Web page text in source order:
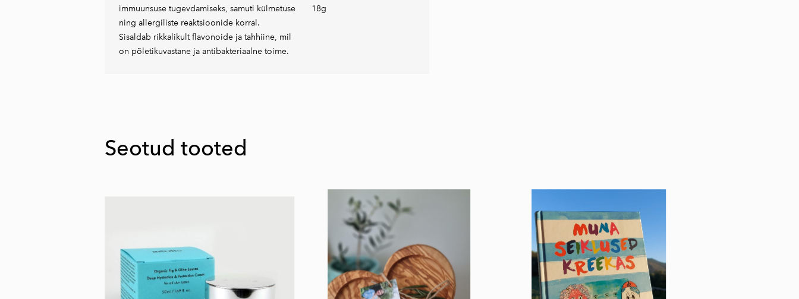
immuunsuse tugevdamiseks, samuti külmetuse
ning allergiliste reaktsioonide korral.
Sisaldab rikkalikult flavonoide ja tahhiine, mil
on põletikuvastane ja antibakteriaalne toime.
18g
Seotud tooted